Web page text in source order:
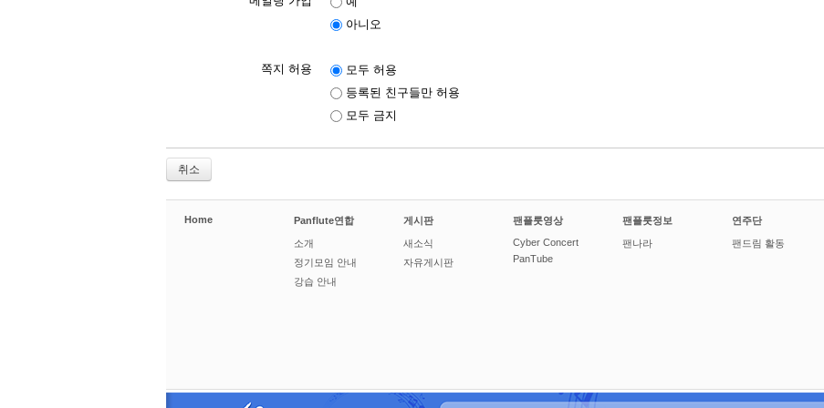
아니오
쪽지 허용
모두 허용
등록된 친구들만 허용
모두 금지
취소
Home Panflute연합
소개
정기모임 안내
강습 안내
게시판
새소식
자유게시판
팬플룻영상
Cyber Concert
PanTube
팬플룻정보
팬나라
연주단
팬드림 활동